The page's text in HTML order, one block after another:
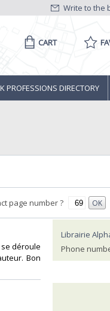
Write to the
CART
PROFESSIONS DIRECTORY
page number ? OK
se déroule
Bon
Librairie
Phone